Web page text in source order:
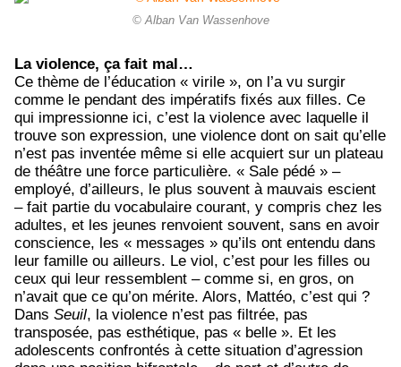
© Alban Van Wassenhove
La violence, ça fait mal…
Ce thème de l’éducation « virile », on l’a vu surgir
comme le pendant des impératifs fixés aux filles. Ce
qui impressionne ici, c’est la violence avec laquelle il
trouve son expression, une violence dont on sait qu’elle
n’est pas inventée même si elle acquiert sur un plateau
de théâtre une force particulière. « Sale pédé » –
employé, d’ailleurs, le plus souvent à mauvais escient
– fait partie du vocabulaire courant, y compris chez les
adultes, et les jeunes renvoient souvent, sans en avoir
conscience, les « messages » qu’ils ont entendu dans
leur famille ou ailleurs. Le viol, c’est pour les filles ou
ceux qui leur ressemblent – comme si, en gros, on
n’avait que ce qu’on mérite. Alors, Mattéo, c’est qui ?
Dans Seuil, la violence n’est pas filtrée, pas
transposée, pas esthétique, pas « belle ». Et les
adolescents confrontés à cette situation d’agression